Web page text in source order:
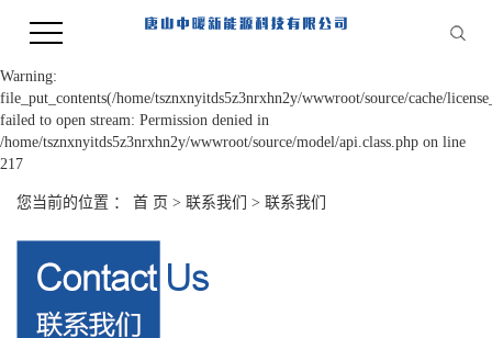
Warning:
file_put_contents(/home/tsznxnyitds5z3nrxhn2y/wwwroot/source/cache/
failed to open stream: Permission denied in
/home/tsznxnyitds5z3nrxhn2y/wwwroot/source/model/api.class.php on line
217
您当前的位置 ： 首 页 > 联系我们 > 联系我们